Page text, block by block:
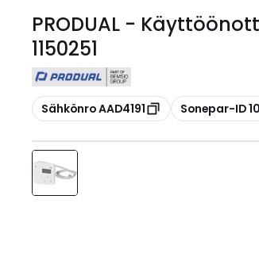
PRODUAL -
1150251
Kopioi
Sähkönro AAD4191 Kopioi
Sonepar-ID